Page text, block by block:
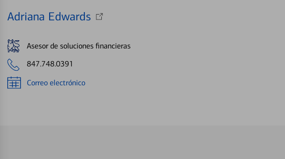
Adriana Edwards
Asesor de soluciones financieras
847.748.0391
Correo electrónico